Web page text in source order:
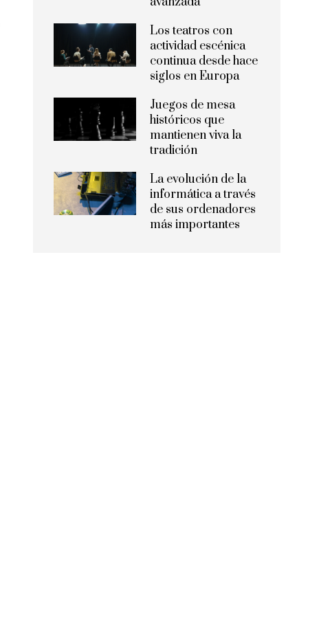
Los teatros con
actividad escénica
continua desde hace
siglos en Europa
Juegos de mesa
históricos que
mantienen viva la
tradición
La evolución de la
informática a través
de sus ordenadores
más importantes